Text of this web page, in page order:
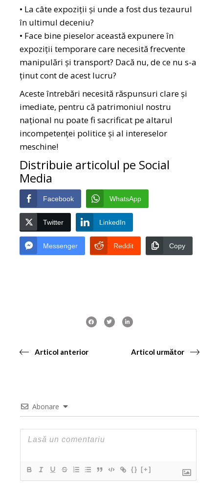
• La câte expoziții și unde a fost dus tezaurul
în ultimul deceniu?
• Face bine pieselor această expunere în
expoziții temporare care necesită frecvente
manipulări și transport? Dacă nu, de ce nu s-a
ținut cont de acest lucru?
Aceste întrebări necesită răspunsuri clare și
imediate, pentru că patrimoniul nostru
național nu poate fi sacrificat pe altarul
incompetenței politice și al intereselor
meschine!
Distribuie articolul pe Social
Media
Facebook WhatsApp
Twitter LinkedIn
Messenger Reddit Copy
Articol anterior Articol următor
Abonare
{} [+]